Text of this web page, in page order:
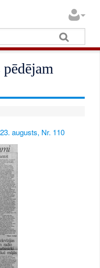
augusts, Nr. 110